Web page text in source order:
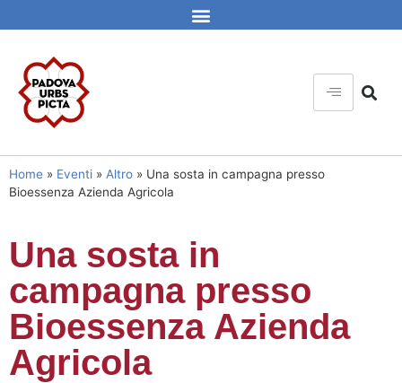
Home » Eventi » Altro » Una sosta in campagna presso
Bioessenza Azienda Agricola
Una sosta in
campagna presso
Bioessenza Azienda
Agricola